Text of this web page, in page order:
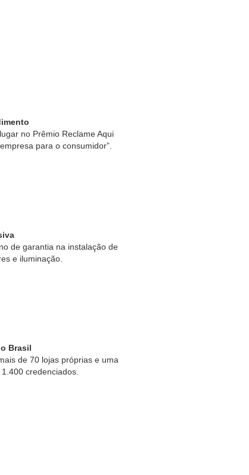
no Prêmio Reclame Aqui
para o consumidor”.
de garantia na instalação de
e iluminação.
Brasil
de 70 lojas próprias e uma
credenciados.